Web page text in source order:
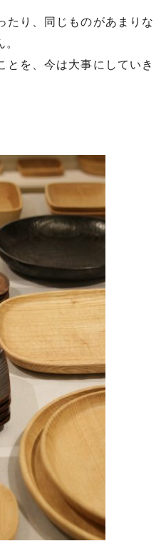
たり、同じものがあまりな
とを、今は大事にしていき